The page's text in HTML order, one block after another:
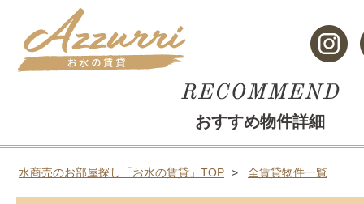
おすすめ物件詳細
水商売のお部屋探し「お水の賃貸」TOP 全賃貸物件一覧